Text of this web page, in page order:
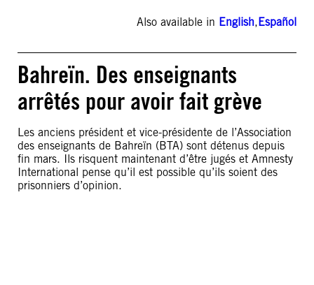
Also available in English,Español
Bahreïn. Des enseignants
arrêtés pour avoir fait grève
Les anciens président et vice-présidente de l’Association
des enseignants de Bahreïn (BTA) sont détenus depuis
fin mars. Ils risquent maintenant d’être jugés et Amnesty
International pense qu’il est possible qu’ils soient des
prisonniers d’opinion.